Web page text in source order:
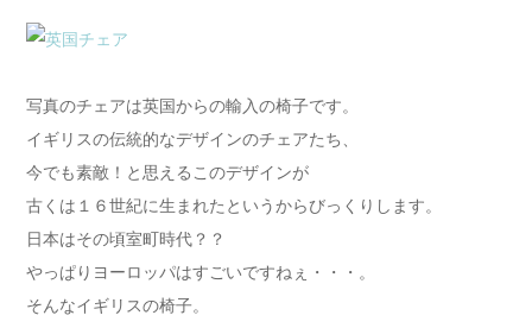
写真のチェアは英国からの輸入の椅子です。
イギリスの伝統的なデザインのチェアたち、
今でも素敵！と思えるこのデザインが
古くは１６世紀に生まれたというからびっくりします。
日本はその頃室町時代？？
やっぱりヨーロッパはすごいですねぇ・・・。
そんなイギリスの椅子。